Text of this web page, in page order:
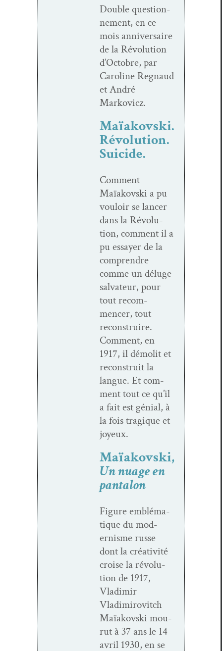
Dou­ble ques­tion­
nement, en ce
mois anniver­saire
de la Révo­lu­tion
d’Oc­to­bre, par
Car­o­line Reg­naud
et André
Markovicz.
Maïakovski.
Révolution.
Suicide.
Com­ment
Maïakovs­ki a pu
vouloir se lancer
dans la Révo­lu­
tion, com­ment il a
pu essay­er de la
com­pren­dre
comme un déluge
sal­va­teur, pour
tout recom­
mencer, tout
recon­stru­ire.
Com­ment, en
1917, il démolit et
recon­stru­it la
langue. Et com­
ment tout ce qu’il
a fait est génial, à
la fois trag­ique et
joyeux.
Maïakovski,
Un nuage en
pantalon
Fig­ure emblé­ma­
tique du mod­
ernisme russe
dont la créa­tiv­ité
croise la révo­lu­
tion de 1917,
Vladimir
Vladimirovitch
Maïakovs­ki mou­
rut à 37 ans le 14
avril 1930, en se